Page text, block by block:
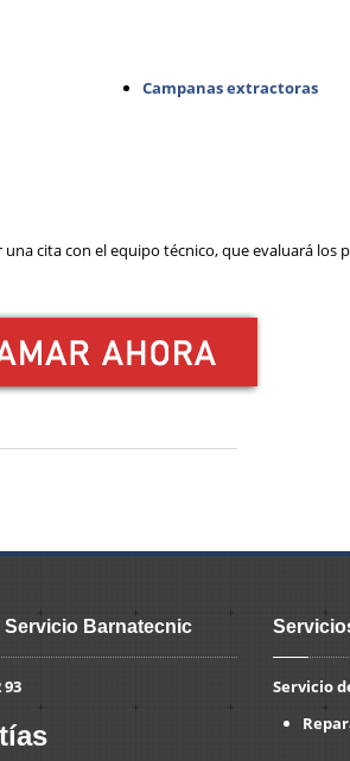
Campanas extractoras
cita con el equipo técnico, que evaluará los
Barnatecnic
93
Servicio